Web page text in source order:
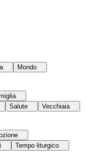
Mondo
Salute
Vecchiaia
Tempo liturgico